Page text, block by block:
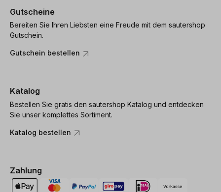
Gutscheine
Bereiten Sie Ihren Liebsten eine Freude mit dem sautershop
Gutschein.
Gutschein bestellen
Katalog
Bestellen Sie gratis den sautershop Katalog und entdecken
Sie unser komplettes Sortiment.
Katalog bestellen
Zahlung